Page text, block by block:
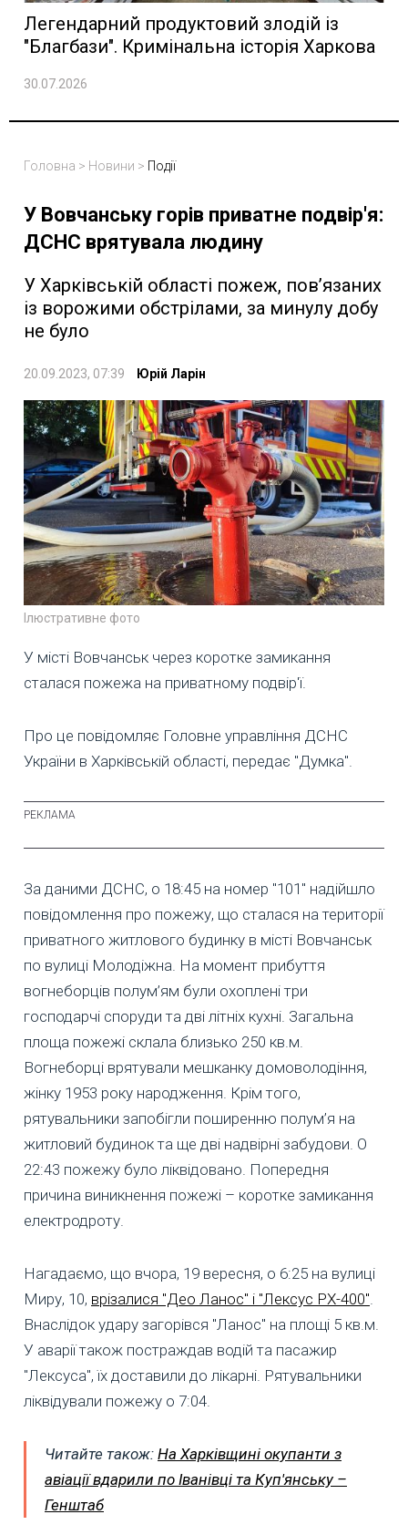
Легендарний продуктовий злодій із
"Благбази". Кримінальна історія Харкова
30.07.2026
Головна > Новини > Події
У Вовчанську горів приватне подвір'я:
ДСНС врятувала людину
У Харківській області пожеж, пов’язаних
із ворожими обстрілами, за минулу добу
не було
20.09.2023, 07:39 Юрій Ларін
Ілюстративне фото
У місті Вовчанськ через коротке замикання
сталася пожежа на приватному подвір'ї.
Про це повідомляє Головне управління ДСНС
України в Харківській області, передає "Думка".
За даними ДСНС, о 18:45 на номер "101" надійшло
повідомлення про пожежу, що сталася на території
приватного житлового будинку в місті Вовчанськ
по вулиці Молодіжна. На момент прибуття
вогнеборців полум’ям були охоплені три
господарчі споруди та дві літніх кухні. Загальна
площа пожежі склала близько 250 кв.м.
Вогнеборці врятували мешканку домоволодіння,
жінку 1953 року народження. Крім того,
рятувальники запобігли поширенню полум’я на
житловий будинок та ще дві надвірні забудови. О
22:43 пожежу було ліквідовано. Попередня
причина виникнення пожежі – коротке замикання
електродроту.
Нагадаємо, що вчора, 19 вересня, о 6:25 на вулиці
Миру, 10, врізалися "Део Ланос" і "Лексус РХ-400"
Внаслідок удару загорівся "Ланос" на площі 5 кв.м.
У аварії також постраждав водій та пасажир
"Лексуса", їх доставили до лікарні. Рятувальники
ліквідували пожежу о 7:04.
Читайте також: На Харківщині окупанти з
авіації вдарили по Іванівці та Куп'янську –
Генштаб